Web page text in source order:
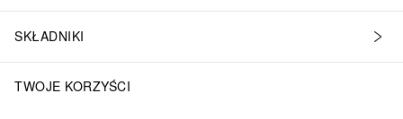
SKŁADNIKI
TWOJE KORZYŚCI